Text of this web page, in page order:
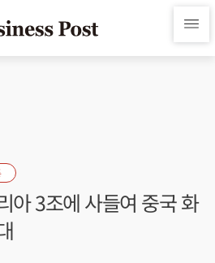
아 3조에 사들여 중국 화